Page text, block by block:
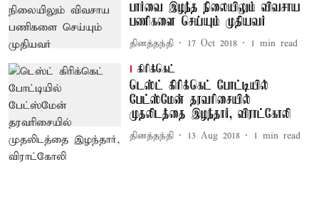
பார்வை இழந்த நிலையிலும் விவசாய
பணிகளை செய்யும் முதியவர்
தினத்தந்தி 17 Oct 2018 1 min read
கிரிக்கெட்
டெஸ்ட் கிரிக்கெட் போட்டியில்
பேட்ஸ்மேன் தரவரிசையில்
முதலிடத்தை இழந்தார், விராட்கோலி
தினத்தந்தி 13 Aug 2018 1 min read